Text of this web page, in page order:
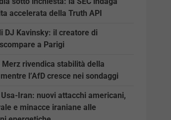
accelerata della Truth API
DJ Kavinsky: il creatore di
scompare a Parigi
Merz rivendica stabilità della
l’AfD cresce nei sondaggi
Usa-Iran: nuovi attacchi americani,
e minacce iraniane alle